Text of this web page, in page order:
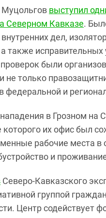
выступил
Северном Кавказе.
дел,
также
были
не только
федеральной и
в Грозном
которого их офис был
рабочие места
и
Северо-Кавказского
группой
Центр